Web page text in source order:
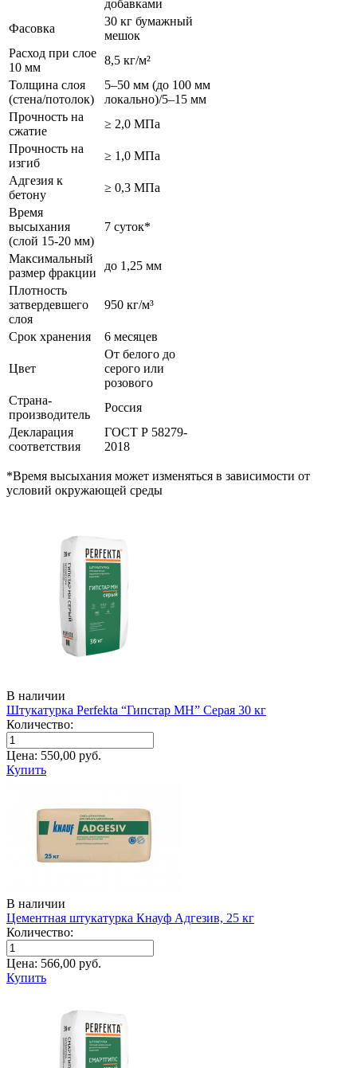
добавками
Фасовка
30 кг бумажный
мешок
Расход при слое
10 мм
8,5 кг/м²
Толщина слоя
(стена/потолок)
5–50 мм (до 100 мм
локально)/5–15 мм
Прочность на
сжатие
≥ 2,0 МПа
Прочность на
изгиб
≥ 1,0 МПа
Адгезия к
бетону
≥ 0,3 МПа
Время
высыхания
(слой 15-20 мм)
7 суток*
Максимальный
размер фракции
до 1,25 мм
Плотность
затвердевшего
слоя
950 кг/м³
Срок хранения 6 месяцев
Цвет
От белого до
серого или
розового
Страна-
производитель
Россия
Декларация
соответствия
ГОСТ Р 58279-
2018
*Время высыхания может изменяться в зависимости от
условий окружающей среды
В наличии
Штукатурка Perfekta “Гипстар МН” Серая 30 кг
Количество:
Цена: 550,00 руб.
Купить
В наличии
Цементная штукатурка Кнауф Адгезив, 25 кг
Количество:
Цена: 566,00 руб.
Купить